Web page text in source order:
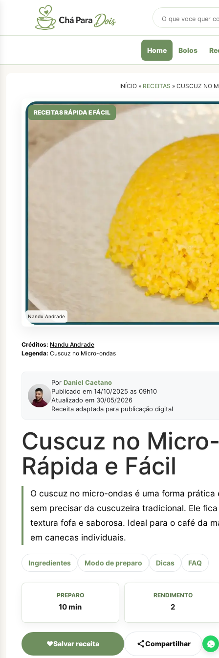
Buscar
receitas
Home Bolos
INÍCIO » RECEITAS » CUSCUZ NO
RECEITAS RÁPIDA E FÁCIL
Nandu Andrade
Créditos: Nandu Andrade
Legenda: Cuscuz no Micro-ondas
Por Daniel Caetano
Publicado em 14/10/2025 as 09h10
Atualizado em 30/05/2026
Receita adaptada para publicação digital
Cuscuz no
Rápida e Fácil
O cuscuz no micro-ondas é uma forma
sem precisar da cuscuzeira tradicional. Ele
textura fofa e saborosa. Ideal para o café da
em canecas individuais.
Ingredientes Modo de preparo Dicas FAQ
PREPARO
10 min
RENDIMENTO
2
♥Salvar receita Compartilhar